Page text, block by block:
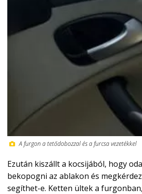
A furgon a tetődobozzal és a furcsa vezetékkel
Ezután kiszállt a kocsijából, hogy
bekopogni az ablakon és
segíthet-e. Ketten ültek a